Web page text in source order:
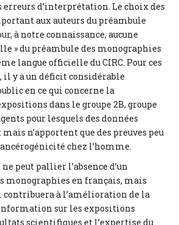
erreurs d’interprétation. Le choix des
aux auteurs du préambule
à notre connaissance, aucune
» du préambule des monographies
langue officielle du CIRC. Pour ces
il y a un déficit considérable
en ce qui concerne la
dans le groupe 2B, groupe
pour lesquels des données
n’apportent que des preuves peu
chez l’homme.
peut pallier l’absence d’un
monographies en français, mais
contribuera à l’amélioration de la
sur les expositions
scientifiques et l’expertise du